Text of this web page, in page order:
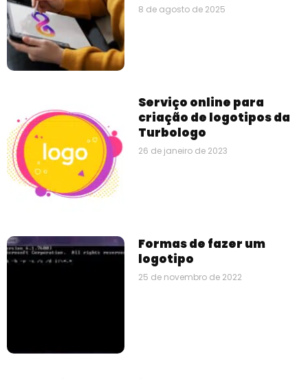
8 de agosto de 2025
Serviço online para
criação de logotipos da
Turbologo
26 de janeiro de 2023
Formas de fazer um
logotipo
25 de novembro de 2022